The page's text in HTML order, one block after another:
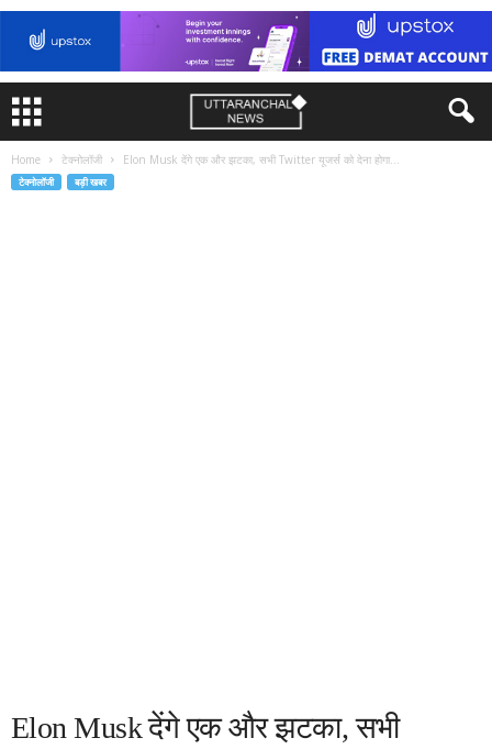
Home टेक्नोलॉजी Elon Musk देंगे एक और झटका, सभी Twitter यूजर्स को देना होगा...
टेक्नोलॉजी बड़ी खबर
Elon Musk देंगे एक और झटका, सभी